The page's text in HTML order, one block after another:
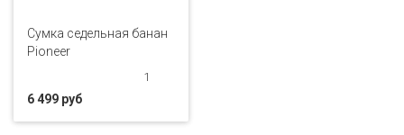
Сумка седельная банан
Pioneer
1
6 499 руб